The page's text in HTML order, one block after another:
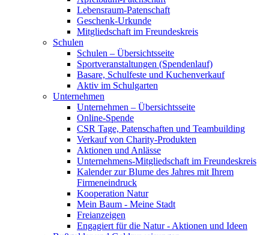
Lebensraum-Patenschaft
Geschenk-Urkunde
Mitgliedschaft im Freundeskreis
Schulen
Schulen – Übersichtsseite
Sportveranstaltungen (Spendenlauf)
Basare, Schulfeste und Kuchenverkauf
Aktiv im Schulgarten
Unternehmen
Unternehmen – Übersichtsseite
Online-Spende
CSR Tage, Patenschaften und Teambuilding
Verkauf von Charity-Produkten
Aktionen und Anlässe
Unternehmens-Mitgliedschaft im Freundeskreis
Kalender zur Blume des Jahres mit Ihrem
Firmeneindruck
Kooperation Natur
Mein Baum - Meine Stadt
Freianzeigen
Engagiert für die Natur - Aktionen und Ideen